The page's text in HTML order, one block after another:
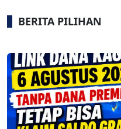
BERITA PILIHAN